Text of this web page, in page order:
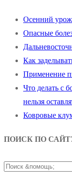
Осенний
Опасные
Как
Применение
Что делать с
нельзя
Ковровые
ПОИСК ПО
Найти: